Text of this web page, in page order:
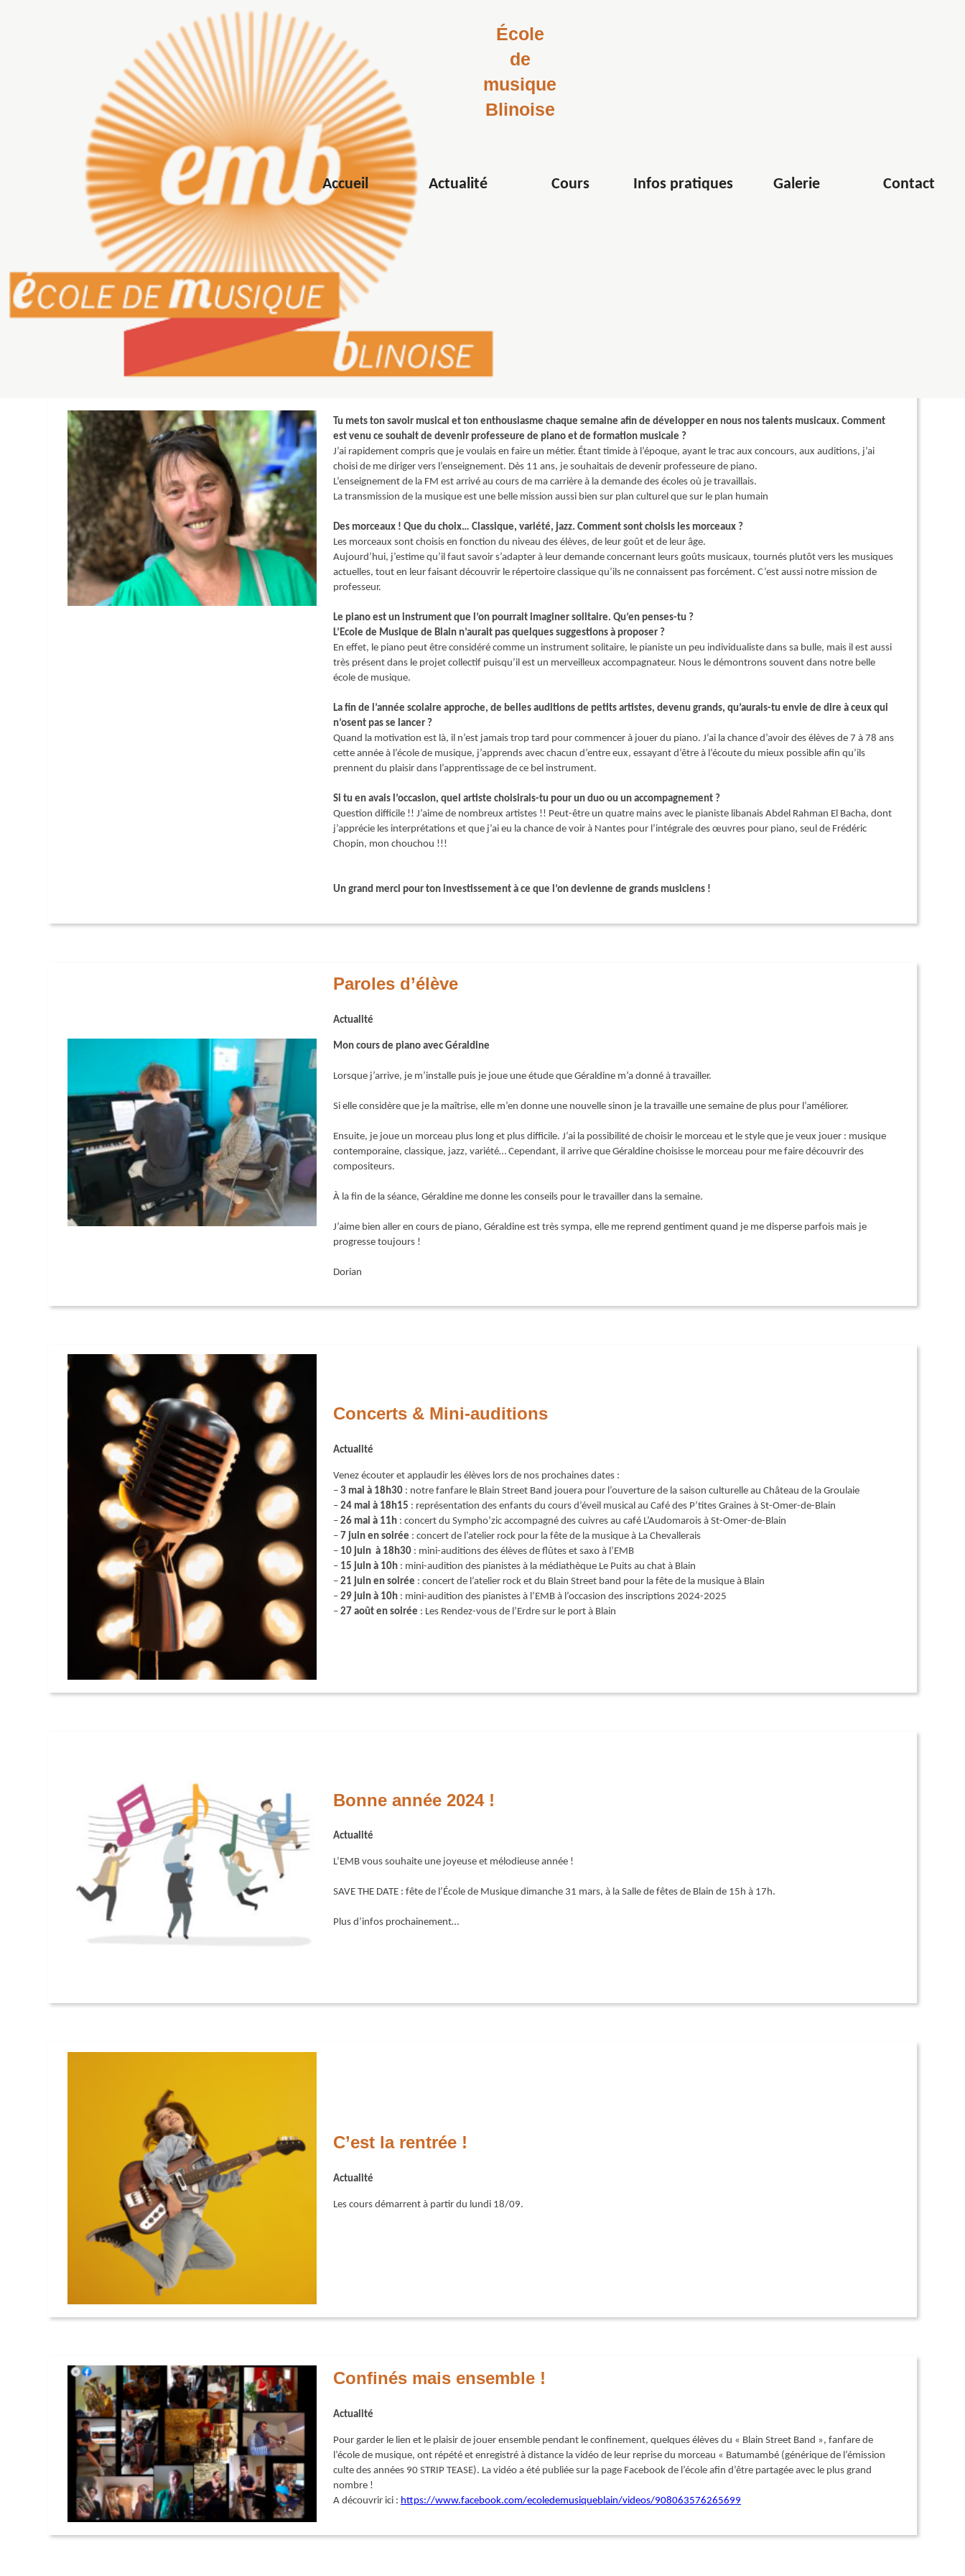
École
de
musique
Blinoise
Accueil Actualité Cours Infos pratiques Galerie Contact
L’interview de l’enseignant Géraldine LOREAU
Actualité
P
our découvrir l’école et les différents enseignements proposés, nous vous ferons découvrir régulièrement un enseignant à
travers une interview.
Musique, et que chacun se mette à chanter… Et que chacun se laisse emporter… Voici une i
professeur de piano.
Géraldine, c’est avec plaisir que l’Ecole de Musique de Blain met à l’honneur ce bel instrument à cordes aux jolies touches
noires et blanches qu’est le piano avant de pouvoir se mettre au côté de Mozart, Chopin ou bien Beethoven, notre professeure
de piano est notre ange gardien vers ce chemin pianistique.
Nous sommes tous curieux de savoir comment est née cette passion, de pratiquer le piano et à quel âge l’aventure a
commencé ?
J’avais 9 ans, je vivais à Vertou quand une amie de la famille a proposé la place de sa fille dans la classe de piano de l’école de
Tu mets ton savoir musical et ton enthousiasme chaque semaine afin de développer en nous nos talents musicaux. Comment
est venu ce souhait de devenir professeure de piano et de formation musicale ?
J’ai rapidement compris que je voulais en faire un métier. Étant timide à l’époque, ayant le trac aux concours, aux auditions, j’ai
choisi de me diriger vers l’enseignement. Dès 11 ans, je souhaitais de devenir professeure de piano.
L’enseignement de la FM est arrivé au cours de ma carrière à la demande des écoles où je travaillais.
La transmission de la musique est une belle mission aussi bien sur plan culturel que sur le plan humain
Des morceaux ! Que du choix… Classique, variété, jazz. Comment sont choisis les morceaux ?
Les morceaux sont choisis en fonction du niveau des élèves, de leur goût et de leur âge.
Aujourd’hui, j’estime qu’il faut savoir s’adapter à leur demande concernant leurs goûts musicaux, tournés plutôt vers les musiques
actuelles, tout en leur faisant découvrir le répertoire classique qu’ils ne connaissent pas forcément. C’est aussi notre mission de
professeur.
Le piano est un instrument que l’on pourrait imaginer solitaire. Qu’en penses-tu ?
L’Ecole de Musique de Blain n’aurait pas quelques suggestions à proposer ?
En effet, le piano peut être considéré comme un instrument solitaire, le pianiste un peu individualiste dans sa bulle, mais il est aussi
très présent dans le projet collectif puisqu’il est un merveilleux accompagnateur. Nous le démontrons souvent dans notre belle
école de musique.
La fin de l’année scolaire approche, de belles auditions de petits artistes, devenu grands, qu’aurais-tu envie de dire à ceux qui
n’osent pas se lancer ?
Quand la motivation est là, il n’est jamais trop tard pour commencer à jouer du piano. J’ai la chance d’avoir des élèves de 7 à 78 ans
cette année à l’école de musique, j’apprends avec chacun d’entre eux, essayant d’être à l’écoute du mieux possible afin qu’ils
prennent du plaisir dans l’apprentissage de ce bel instrument.
Si tu en avais l’occasion, quel artiste choisirais-tu pour un duo ou un accompagnement ?
Question difficile !! J’aime de nombreux artistes !! Peut-être un quatre mains avec le pianiste libanais Abdel Rahman El Bacha, dont
j’apprécie les interprétations et que j’ai eu la chance de voir à Nantes pour l’intégrale des œuvres pour piano, seul de Frédéric
Chopin, mon chouchou !!!
Un grand merci pour ton investissement à ce que l’on devienne de grands musiciens !
Paroles d’élève
Actualité
Mon cours de piano avec Géraldine
Lorsque j’arrive, je m’installe puis je joue une étude que Géraldine m’a donné à travailler.
Si elle considère que je la maîtrise, elle m’en donne une nouvelle sinon je la travaille une semaine de plus pour l’améliorer.
Ensuite, je joue un morceau plus long et plus difficile. J’ai la possibilité de choisir le morceau et le style que je veux jouer : musique
contemporaine, classique, jazz, variété… Cependant, il arrive que Géraldine choisisse le morceau pour me faire découvrir des
compositeurs.
À la fin de la séance, Géraldine me donne les conseils pour le travailler dans la semaine.
J’aime bien aller en cours de piano, Géraldine est très sympa, elle me reprend gentiment quand je me disperse parfois mais je
progresse toujours !
Dorian
Concerts & Mini-auditions
Actualité
Venez écouter et applaudir les élèves lors de nos prochaines dates :
–3 mai à 18h30: notre fanfare le Blain Street Band jouera pour l’ouverture de la saison culturelle au Château de la Groulaie
–24 mai à 18h15 : représentation des enfants du cours d’éveil musical au Café des P’tites Graines à St-Omer-de-Blain
–26 mai à 11h: concert du Sympho’zic accompagné des cuivres au café L’Audomarois à St-Omer-de-Blain
–7 juinen soirée : concert de l’atelier rock pour la fête de la musique à La Chevallerais
– 10 juin à 18h30: mini-auditions des élèves de flûtes et saxo à l’EMB
– 15 juin à 10h: mini-audition des pianistes à la médiathèque Le Puits au chat à Blain
–21 juin en soirée : concert de l’atelier rock et du Blain Street band pour la fête de la musique à Blain
–29 juin à 10h: mini-audition des pianistes à l’EMB à l’occasion des inscriptions 2024-2025
–27 août en soirée : Les Rendez-vous de l’Erdre sur le port à Blain
Bonne année 2024 !
Actualité
L’EMB vous souhaite une joyeuse et mélodieuse année !
SAVE THE DATE : fête de l’École de Musique dimanche 31 mars, à la Salle de fêtes de Blain de 15h à 17h.
Plus d’infos prochainement…
C’est la rentrée !
Actualité
Les cours démarrent à partir du lundi 18/09.
Confinés mais ensemble !
Actualité
Pour garder le lien et le plaisir de jouer ensemble pendant le confinement, quelques élèves du « Blain Street Band », fanfare de
l’école de musique, ont répété et enregistré à distance la vidéo de leur reprise du morceau « Batumambé (générique de l’émission
culte des années 90 STRIP TEASE). La vidéo a été publiée sur la page Facebook de l’école afin d’être partagée avec le plus grand
nombre !
A découvrir ici : https://www.facebook.com/ecoledemusiqueblain/videos/908063576265699